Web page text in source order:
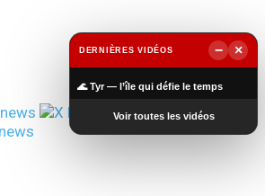
DERNIÈRES VIDÉOS −
×
🌊 Tyr — l’île qui défie le temps
Voir toutes les vidéos